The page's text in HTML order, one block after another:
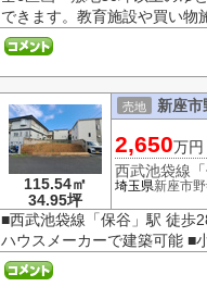
できます。教育施設や買い物
115.54㎡
34.95坪
売地 新座
2,650万円
西武池袋線 「
埼玉県新座市
■西武池袋線「保谷」駅 徒歩
ハウスメーカーで建築可能 ■